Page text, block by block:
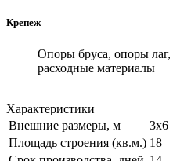
Крепеж
Опоры бруса, опоры лаг,
расходные материалы
Характеристики
Внешние размеры, м
3х6
Площадь строения (кв.м.) 18